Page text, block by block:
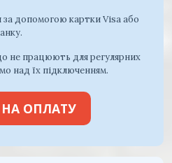
допомогою картки Visa або
не працюють для регулярних
над їх підключенням.
ОПЛАТУ